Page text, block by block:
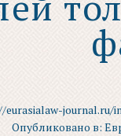
journal.ru/
Опубликовано в: